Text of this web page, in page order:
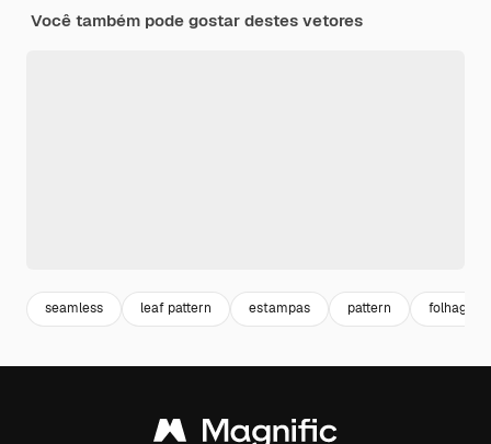
Você também pode gostar destes vetores
seamless leaf pattern estampas pattern folhagem